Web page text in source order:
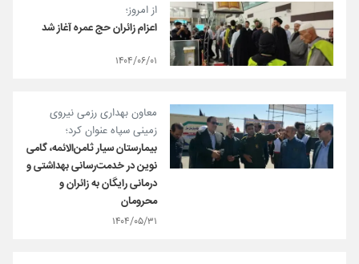
از امروز؛
اعزام زائران حج عمره آغاز شد
۱۴۰۴/۰۶/۰۱
معاون بهداری رزمی نیروی
زمینی سپاه عنوان کرد؛
بیمارستان سیار ثامن‌الائمه، گامی
نوین در خدمت‌رسانی بهداشتی و
درمانی رایگان به زائران و
محرومان
۱۴۰۴/۰۵/۳۱